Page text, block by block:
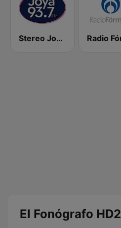
Stereo Joya FM
El Fonógrafo HD2